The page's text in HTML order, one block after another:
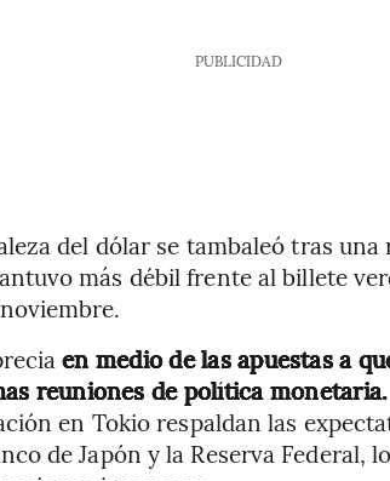
PUBLICIDAD
del dólar se tambaleó tras una
más débil frente al billete
en medio de las apuestas a
reuniones de política monetaria.
en Tokio respaldan las
de Japón y la Reserva Federal,